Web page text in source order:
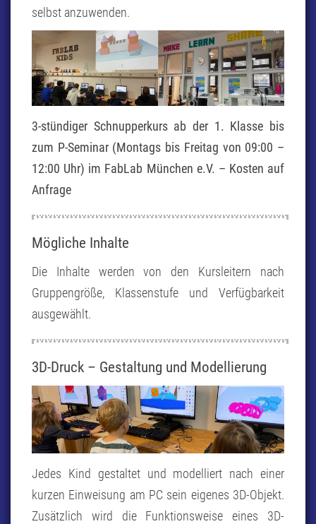
selbst anzuwenden.
3-stündiger Schnupperkurs ab der 1. Klasse bis
zum P-Seminar (Montags bis Freitag von 09:00 –
12:00 Uhr) im FabLab München e.V. – Kosten auf
Anfrage
Mögliche Inhalte
Die Inhalte werden von den Kursleitern nach
Gruppengröße, Klassenstufe und Verfügbarkeit
ausgewählt.
3D-Druck – Gestaltung und Modellierung
Jedes Kind gestaltet und modelliert nach einer
kurzen Einweisung am PC sein eigenes 3D-Objekt.
Zusätzlich wird die Funktionsweise eines 3D-